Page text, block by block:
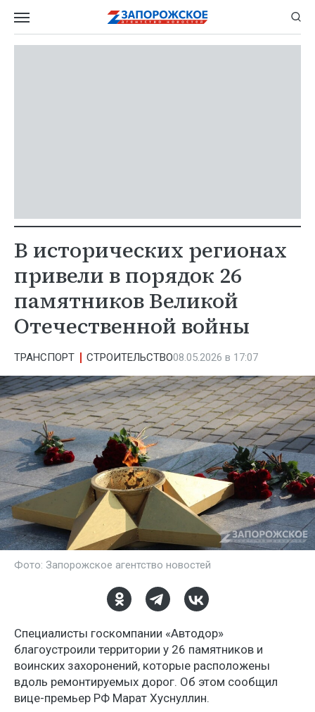
В исторических регионах
привели в порядок 26
памятников Великой
Отечественной войны
ТРАНСПОРТ СТРОИТЕЛЬСТВО08.05.2026 в 17:07
Фото: Запорожское агентство новостей
Специалисты госкомпании «Автодор»
благоустроили территории у 26 памятников и
воинских захоронений, которые расположены
вдоль ремонтируемых дорог. Об этом сообщил
вице-премьер РФ Марат Хуснуллин.